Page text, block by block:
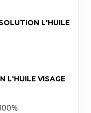
L'HUILE
L'HUILE VISAGE